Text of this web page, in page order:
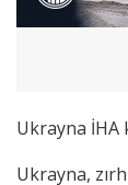
Ukrayna İHA
Ukrayna,